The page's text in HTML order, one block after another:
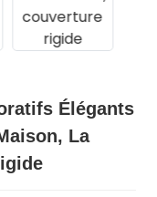
Élégants
La